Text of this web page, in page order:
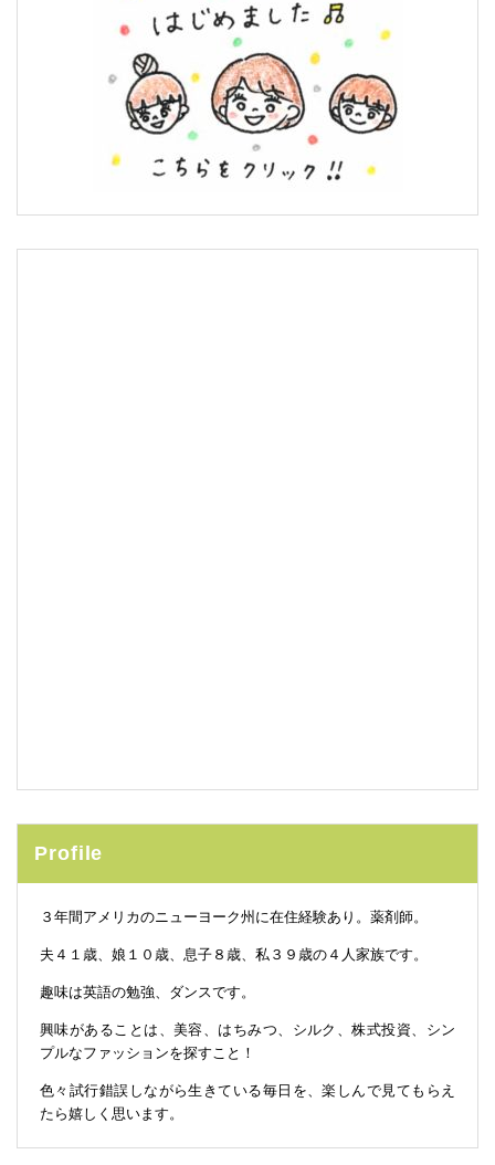
Profile
３年間アメリカのニューヨーク州に在住経験あり。薬剤師。
夫４１歳、娘１０歳、息子８歳、私３９歳の４人家族です。
趣味は英語の勉強、ダンスです。
興味があることは、美容、はちみつ、シルク、株式投資、シン
プルなファッションを探すこと！
色々試行錯誤しながら生きている毎日を、楽しんで見てもらえ
たら嬉しく思います。